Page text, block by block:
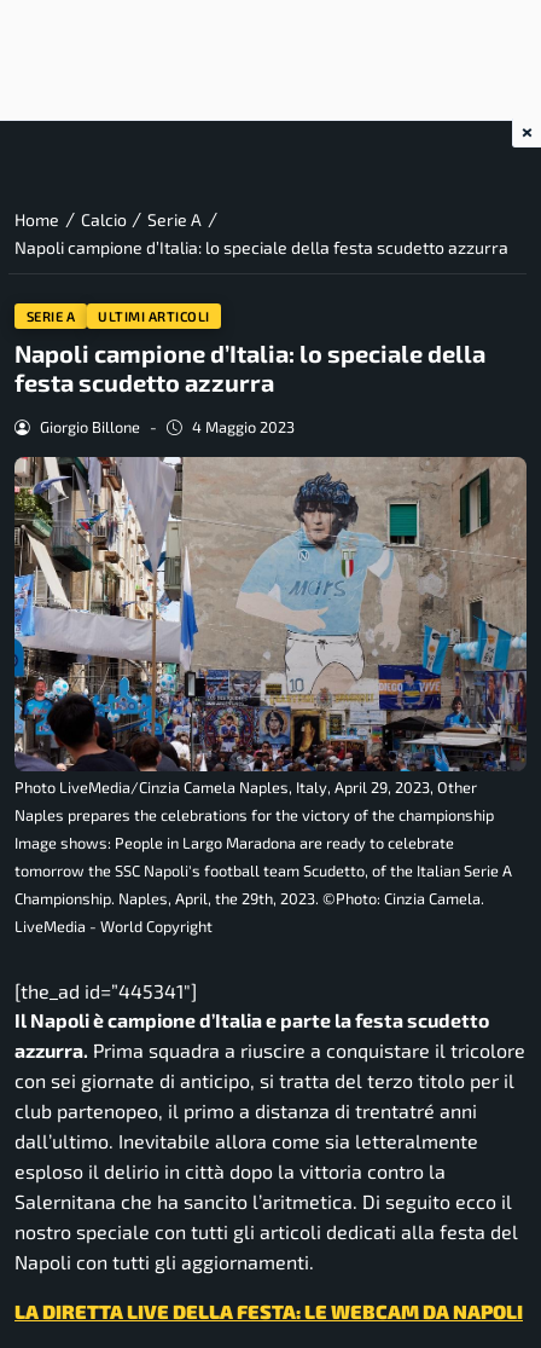
Home / Calcio / Serie A /
Napoli campione d’Italia: lo speciale della festa scudetto azzurra
SERIE A ULTIMI ARTICOLI
Napoli campione d’Italia: lo speciale della
festa scudetto azzurra
Giorgio Billone - 4 Maggio 2023
Photo LiveMedia/Cinzia Camela Naples, Italy, April 29, 2023, Other
Naples prepares the celebrations for the victory of the championship
Image shows: People in Largo Maradona are ready to celebrate
tomorrow the SSC Napoli's football team Scudetto, of the Italian Serie A
Championship. Naples, April, the 29th, 2023. ©Photo: Cinzia Camela.
LiveMedia - World Copyright
[the_ad id=”445341″]
Il Napoli è campione d’Italia e parte la festa scudetto
azzurra. Prima squadra a riuscire a conquistare il tricolore
con sei giornate di anticipo, si tratta del terzo titolo per il
club partenopeo, il primo a distanza di trentatré anni
dall’ultimo. Inevitabile allora come sia letteralmente
esploso il delirio in città dopo la vittoria contro la
Salernitana che ha sancito l’aritmetica. Di seguito ecco il
nostro speciale con tutti gli articoli dedicati alla festa del
Napoli con tutti gli aggiornamenti.
LA DIRETTA LIVE DELLA FESTA: LE WEBCAM DA NAPOLI
×